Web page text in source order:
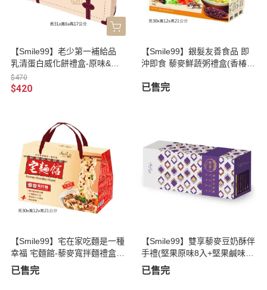
【Smile99】老少第一補給品
乳清蛋白威化餅禮盒-原味&黑
芝麻風味(30gx10入/盒)
$470
$420
【Smile99】銀髮友善食品 即
沖即食 藜麥鮮蔬粥禮盒(香椿海
已售完
【Smile99】宅在家吃麵是一種
幸福 宅麵館-藜麥寬拌麵禮盒8
入 877g
已售完
【Smile99】雙享藜麥豆奶酥伴
手禮(堅果原味8入+堅果鹹味7
入)
已售完